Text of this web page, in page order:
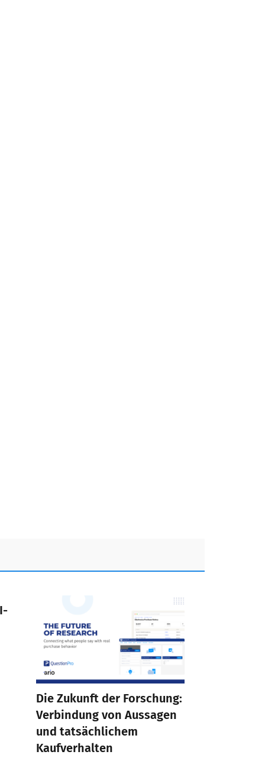
Die Zukunft der Forschung:
Verbindung von Aussagen
und tatsächlichem
Kaufverhalten